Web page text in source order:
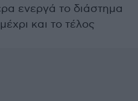
ενεργά το διάστημα
και το τέλος